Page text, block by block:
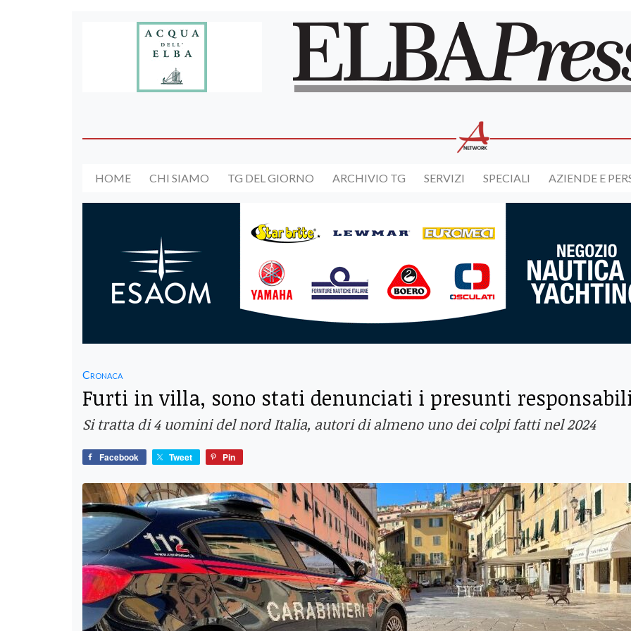
HOME CHI SIAMO TG DEL GIORNO ARCHIVIO TG SERVIZI SPECIALI AZIENDE E
Cronaca
Furti in villa, sono stati denunciati i presunti
Si tratta di 4 uomini del nord Italia, autori di almeno uno dei colpi fatti nel 2024
Facebook Tweet Pin